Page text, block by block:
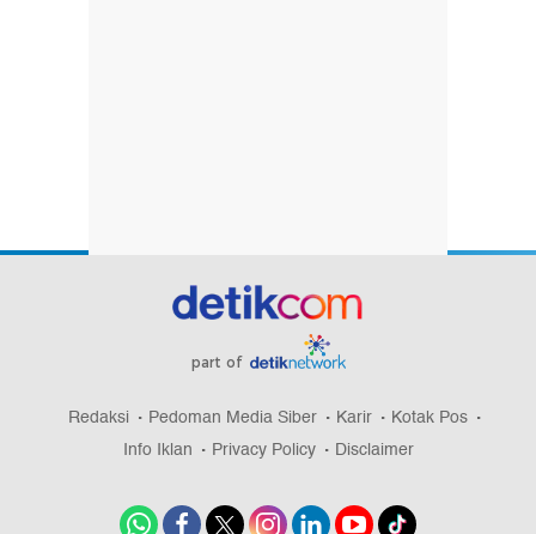
part of
Redaksi Pedoman Media Siber Karir
Kotak Pos
Info Iklan
Privacy Policy Disclaimer